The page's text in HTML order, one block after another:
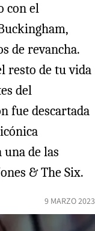
con el
de revancha.
resto de tu vida
del
fue descartada
de las
& The Six.
9 MARZO 2023